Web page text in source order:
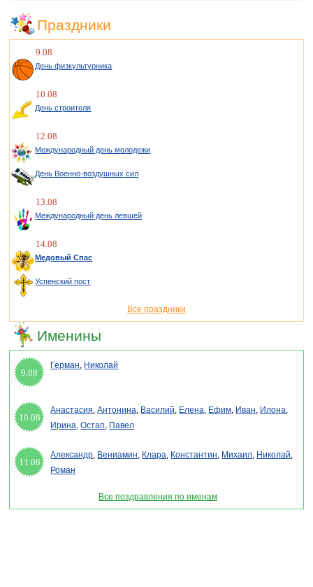
Праздники
9.08
День физкультурника
10.08
День строителя
12.08
Международный день молодежи
День Военно-воздушных сил
13.08
Международный день левшей
14.08
Медовый Спас
Успенский пост
Все праздники
Именины
9.08
Герман, Николай
10.08
Анастасия,Антонина, Василий, Елена, Ефим, Иван, Илона,
Ирина,Остап, Павел
11.08
Александр, Вениамин, Клара, Константин, Михаил, Николай,
Роман
Все поздравления по именам